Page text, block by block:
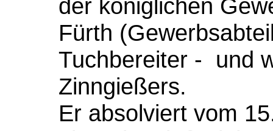
der königlichen
Fürth
Tuchbereiter - und
Zinngießers.
Er absolviert vom